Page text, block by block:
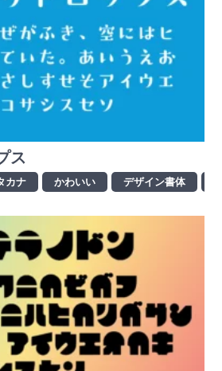
ス
カナ かわいい デザイン書体